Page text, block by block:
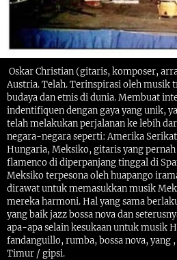
Oskar Christian (gitaris, komposer,
Austria. Telah. Terinspirasi oleh musik
budaya dan etnis di dunia. Membuat
indentifiquen dengan gaya yang unik,
telah melakukan perjalanan ke lebih
negara-negara seperti: Amerika
Hungaria, Meksiko, gitaris yang
flamenco di diperpanjang tinggal di
Meksiko terpesona oleh huapango
dirawat untuk memasukkan musik
mereka harmoni. Hal yang sama
yang baik jazz bossa nova dan
apa-apa selain kesukaan untuk musik
fandanguillo, rumba, bossa nova, yang
Timur / gipsi.